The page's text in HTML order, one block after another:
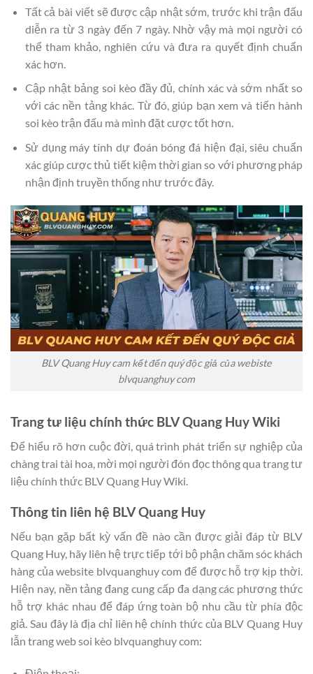
Tất cả bài viết sẽ được cập nhật sớm, trước khi trận đấu
diễn ra từ 3 ngày đến 7 ngày. Nhờ vậy mà mọi người có
thể tham khảo, nghiên cứu và đưa ra quyết định chuẩn
xác hơn.
Cập nhật bảng soi kèo đầy đủ, chính xác và sớm nhất so
với các nền tảng khác. Từ đó, giúp bạn xem và tiến hành
soi kèo trận đấu mà mình đặt cược tốt hơn.
Sử dụng máy tính dự đoán bóng đá hiện đại, siêu chuẩn
xác giúp cược thủ tiết kiệm thời gian so với phương pháp
nhận định truyền thống như trước đây.
BLV Quang Huy cam kết đến quý độc giả của webiste
blvquanghuy com
Trang tư liệu chính thức BLV Quang Huy Wiki
Để hiểu rõ hơn cuộc đời, quá trình phát triển sự nghiệp của
chàng trai tài hoa, mời mọi người đón đọc thông qua trang tư
liệu chính thức BLV Quang Huy Wiki.
Thông tin liên hệ BLV Quang Huy
Nếu bạn gặp bất kỳ vấn đề nào cần được giải đáp từ BLV
Quang Huy, hãy liên hệ trực tiếp tới bộ phận chăm sóc khách
hàng của website blvquanghuy com để được hỗ trợ kịp thời.
Hiện nay, nền tảng đang cung cấp đa dạng các phương thức
hỗ trợ khác nhau để đáp ứng toàn bộ nhu cầu từ phía độc
giả. Sau đây là địa chỉ liên hệ chính thức của BLV Quang Huy
lẫn trang web soi kèo blvquanghuy com: